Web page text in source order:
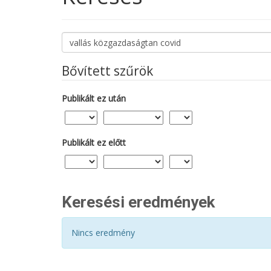
Cikkek
keresése
Bővített szűrök
Publikált ez után
Publikált ez előtt
Keresési eredmények
Nincs eredmény